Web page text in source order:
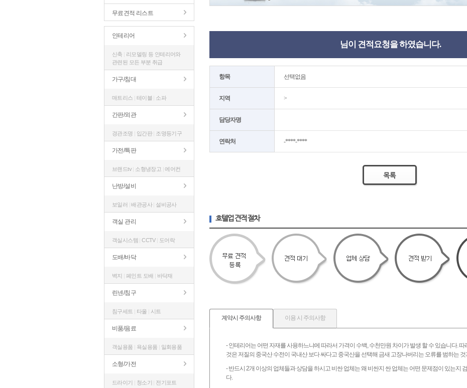
무료견적 리스트
인테리어
신축
리모델링 등 인테리어와
관련된 모든 부분 취급
가구/침대
매트리스 테이블 소파
간판/외관
경관조명 입간판| 조명등기구
가전/특판
브랜드tv 소형냉장고 |에어컨
난방/설비
보일러 |배관공사| 설비공사
객실 관리
객실시스템 |CCTV| 도어락
도배/바닥
벽지 페인트 도배 바닥재
린넨/침구
침구세트 타올 시트
비품/음료
객실용품 욕실용품 일회용품
소형/가전
드라이기 청소기 전기포트
님이 견적요청을 하였습니다.
항목 선택없음
지역 >
담당자명
연락처 -****-****
호텔업 견적 절차
계약시 주의사항 이용 시 주의사항
- 인테리어는 어떤 자재를 사용하느냐에 따라서 가격이 수백, 수천만원 차이가 발생 할 수 있습니다.
것은 저질의 중국산 수전이 국내산 보다 싸다고 중국산을 선택해 금새 고장나버리는 오류를 범하는
- 반드시 2개 이상의 업체들과 상담을 하시고 비싼 업체는 왜 비싼지 싼 업체는 어떤 문제점이 있는지
다.